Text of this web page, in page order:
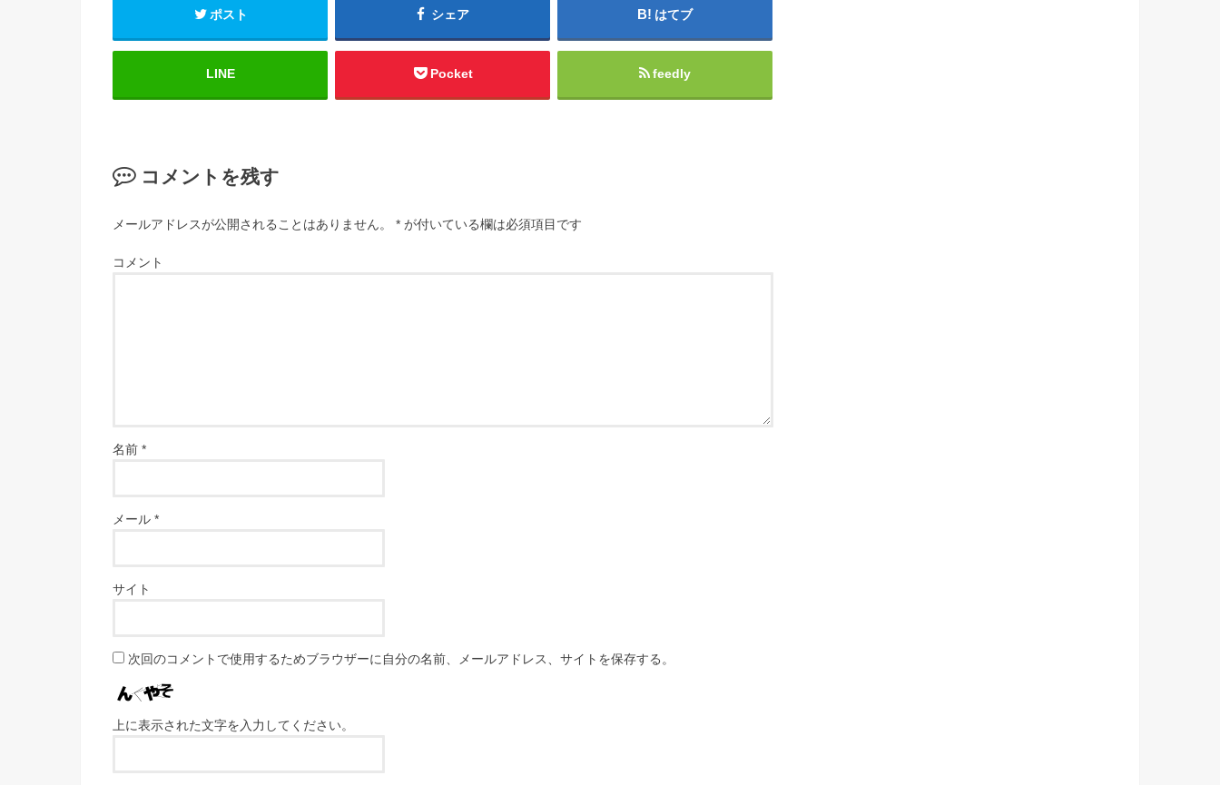
ポスト シェア はてブ
LINE Pocket feedly
コメントを残す
メールアドレスが公開されることはありません。 * が付いている欄は必須項目です
コメント
名前 *
メール *
サイト
次回のコメントで使用するためブラウザーに自分の名前、メールアドレス、サイトを保存する。
上に表示された文字を入力してください。